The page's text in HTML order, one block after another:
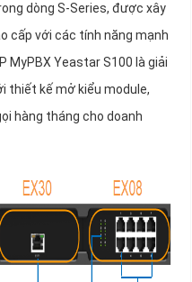
dòng S-Series, được xây
cấp với các tính năng mạnh
MyPBX Yeastar S100 là giải
thiết kế mở kiểu module,
hàng tháng cho doanh